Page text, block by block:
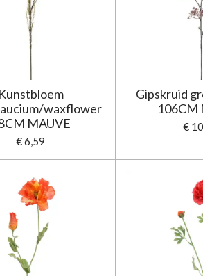
Kunstbloem
waxflower
MAUVE
€ 6,59
Gipskruid
106CM
€